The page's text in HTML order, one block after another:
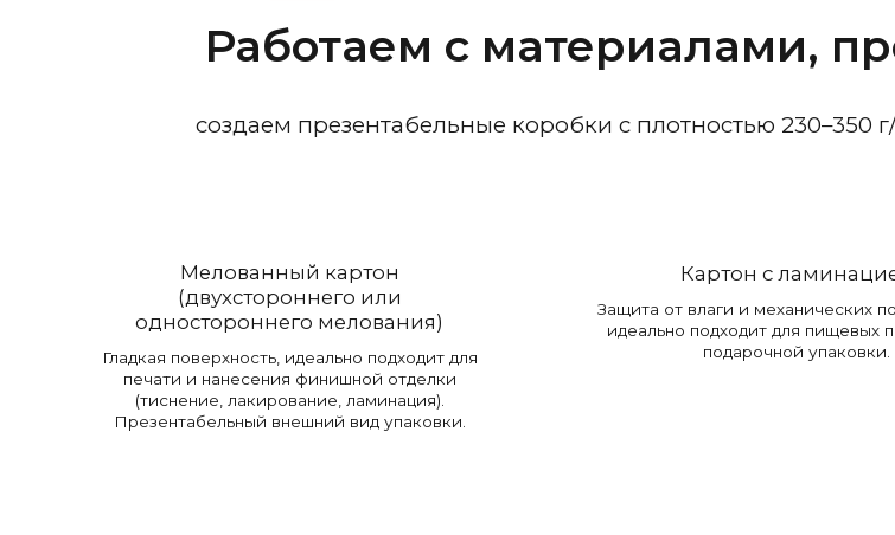
Работаем с материалами,
создаем презентабельные коробки с плотностью 230–350
Мелованный картон
(двухстороннего или
одностороннего мелования)
Гладкая поверхность, идеально подходит для
печати и нанесения финишной отделки
(тиснение, лакирование, ламинация).
Презентабельный внешний вид упаковки.
Картон с
Защита от влаги и механических
идеально подходит для пищевых
подарочной упаковки.